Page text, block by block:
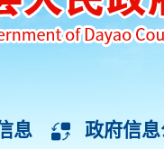
息 政府信